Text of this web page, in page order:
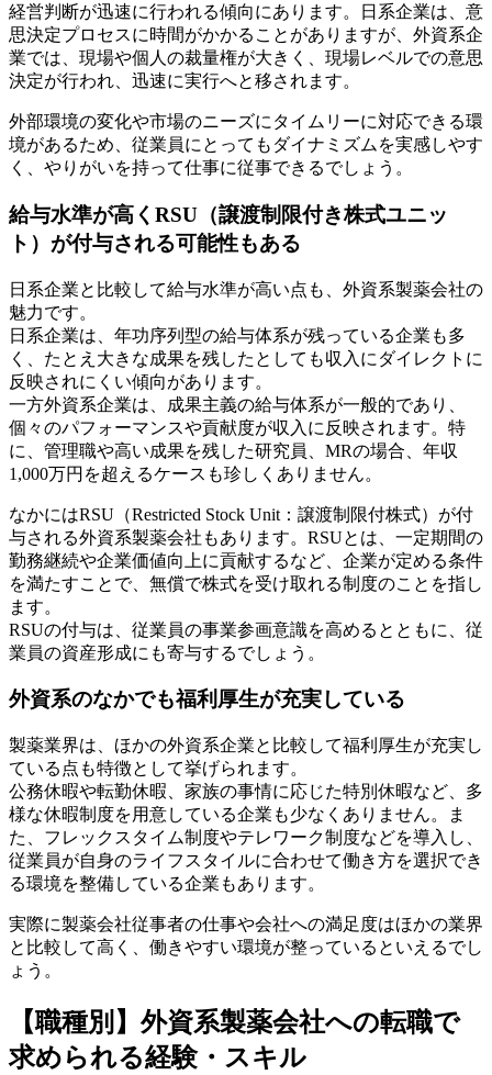
経営判断が迅速に行われる傾向にあります。日系企業は、意
思決定プロセスに時間がかかることがありますが、外資系企
業では、現場や個人の裁量権が大きく、現場レベルでの意思
決定が行われ、迅速に実行へと移されます。
外部環境の変化や市場のニーズにタイムリーに対応できる環
境があるため、従業員にとってもダイナミズムを実感しやす
く、やりがいを持って仕事に従事できるでしょう。
給与水準が高くRSU（譲渡制限付き株式ユニッ
ト）が付与される可能性もある
日系企業と比較して給与水準が高い点も、外資系製薬会社の
魅力です。
日系企業は、年功序列型の給与体系が残っている企業も多
く、たとえ大きな成果を残したとしても収入にダイレクトに
反映されにくい傾向があります。
一方外資系企業は、成果主義の給与体系が一般的であり、
個々のパフォーマンスや貢献度が収入に反映されます。特
に、管理職や高い成果を残した研究員、MRの場合、年収
1,000万円を超えるケースも珍しくありません。
なかにはRSU（Restricted Stock Unit：譲渡制限付株式）が付
与される外資系製薬会社もあります。RSUとは、一定期間の
勤務継続や企業価値向上に貢献するなど、企業が定める条件
を満たすことで、無償で株式を受け取れる制度のことを指し
ます。
RSUの付与は、従業員の事業参画意識を高めるとともに、従
業員の資産形成にも寄与するでしょう。
外資系のなかでも福利厚生が充実している
製薬業界は、ほかの外資系企業と比較して福利厚生が充実し
ている点も特徴として挙げられます。
公務休暇や転勤休暇、家族の事情に応じた特別休暇など、多
様な休暇制度を用意している企業も少なくありません。ま
た、フレックスタイム制度やテレワーク制度などを導入し、
従業員が自身のライフスタイルに合わせて働き方を選択でき
る環境を整備している企業もあります。
実際に製薬会社従事者の仕事や会社への満足度はほかの業界
と比較して高く、働きやすい環境が整っているといえるでし
ょう。
【職種別】外資系製薬会社への転職で
求められる経験・スキル